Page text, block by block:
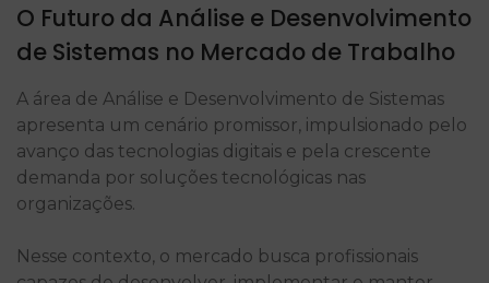
O Futuro da Análise e Desenvolvimento
de Sistemas no Mercado de Trabalho
A área de Análise e Desenvolvimento de Sistemas
apresenta um cenário promissor, impulsionado pelo
avanço das tecnologias digitais e pela crescente
demanda por soluções tecnológicas nas
organizações.
Nesse contexto, o mercado busca profissionais